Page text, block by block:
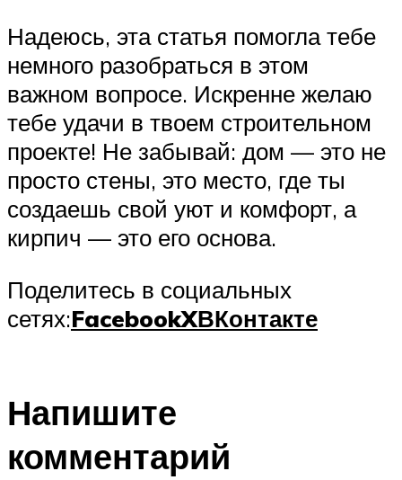
Надеюсь, эта статья помогла тебе
немного разобраться в этом
важном вопросе. Искренне желаю
тебе удачи в твоем строительном
проекте! Не забывай: дом — это не
просто стены, это место, где ты
создаешь свой уют и комфорт, а
кирпич — это его основа.
Поделитесь в социальных
сетях:FacebookXВКонтакте
Напишите
комментарий